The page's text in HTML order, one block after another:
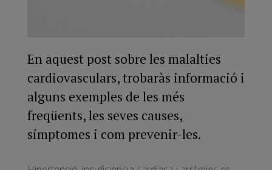
En aquest post sobre les malalties
cardiovasculars, trobaràs informació i
alguns exemples de les més
freqüents, les seves causes,
símptomes i com prevenir-les.